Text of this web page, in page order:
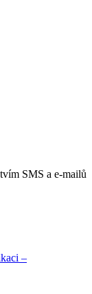
SMS a e-mailů
–